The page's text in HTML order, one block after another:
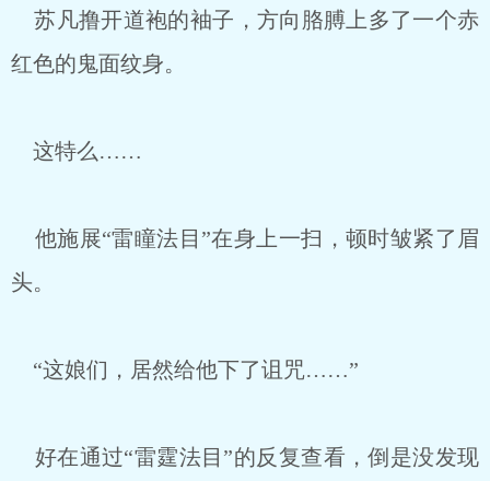
苏凡撸开道袍的袖子，方向胳膊上多了一个赤
红色的鬼面纹身。
这特么……
他施展“雷瞳法目”在身上一扫，顿时皱紧了眉
头。
“这娘们，居然给他下了诅咒……”
好在通过“雷霆法目”的反复查看，倒是没发现